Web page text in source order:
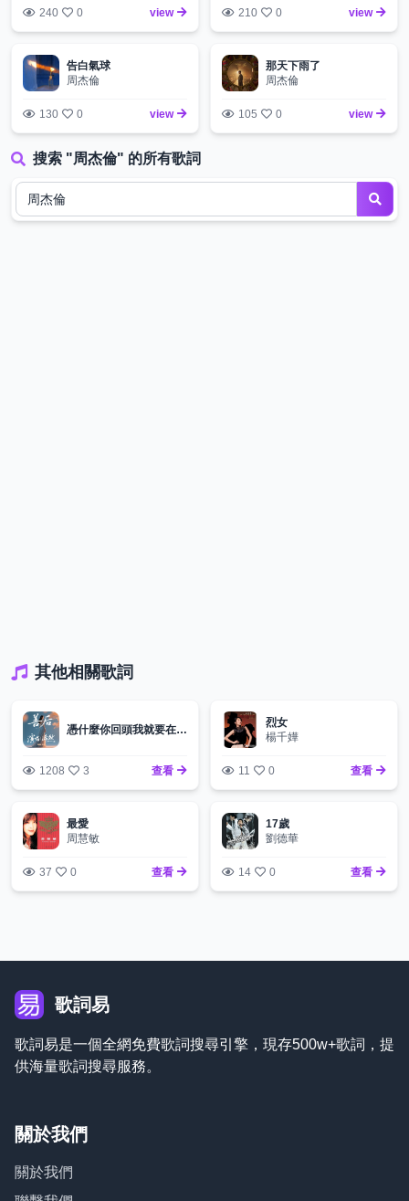
240 0 view 210 0 view
告白氣球
周杰倫
130 0 view
那天下雨了
周杰倫
105 0 view
搜索 "周杰倫" 的所有歌詞
其他相關歌詞
憑什麼你回頭我就要在身後-善後
1208 3 查看
烈女
楊千嬅
11 0 查看
最愛
周慧敏
37 0 查看
17歲
劉德華
14 0 查看
歌詞易
歌詞易是一個全網免費歌詞搜尋引擎，現存500w+歌詞，提
供海量歌詞搜尋服務。
關於我們
關於我們